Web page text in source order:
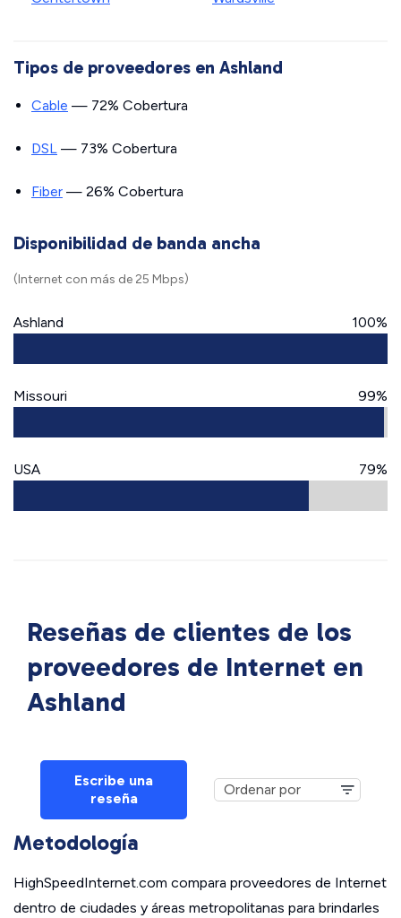
Tipos de proveedores en Ashland
Cable — 72% Cobertura
DSL — 73% Cobertura
Fiber — 26% Cobertura
Disponibilidad de banda ancha
(Internet con más de 25 Mbps)
Ashland 100%
Missouri 99%
USA 79%
Reseñas de clientes de los
proveedores de Internet en
Ashland
Escribe una
reseña
Metodología
HighSpeedInternet.com compara proveedores de Internet
dentro de ciudades y áreas metropolitanas para brindarles